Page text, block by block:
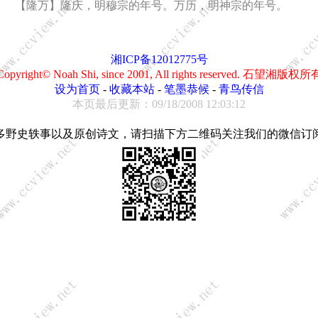
隆万】隆庆，明穆宗的年号。万历，明神宗的年号。
湘ICP备12012775号
Noah Shi, since 2001, All rights reserved. 石望湘版权所
设为首页- 收藏本站- 笔墨恭候- 青鸟传信
本页最后更新：09/18/2008 12:03:12
野史轶事以及原创诗文，请扫描下方二维码关注我们的微信订